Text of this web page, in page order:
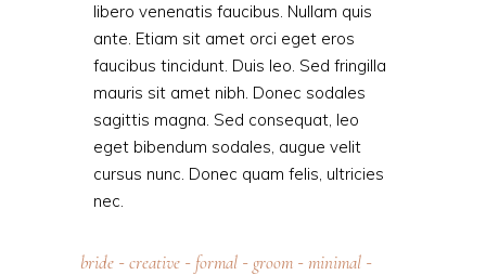
libero venenatis faucibus. Nullam quis
ante. Etiam sit amet orci eget eros
faucibus tincidunt. Duis leo. Sed fringilla
mauris sit amet nibh. Donec sodales
sagittis magna. Sed consequat, leo
eget bibendum sodales, augue velit
cursus nunc. Donec quam felis, ultricies
nec.
bride - creative - formal - groom - minimal -